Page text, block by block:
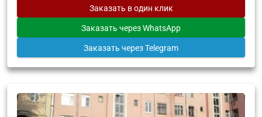
Заказать в один клик
Заказать через WhatsApp
Заказать через Telegram